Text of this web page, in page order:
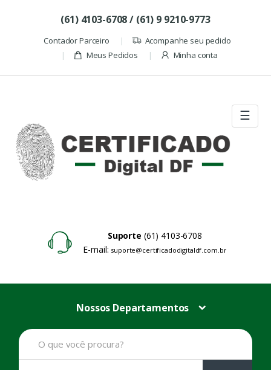
(61) 4103-6708 / (61) 9 9210-9773
Contador Parceiro
Acompanhe seu pedido
Meus Pedidos
Minha conta
☰
Suporte (61) 4103-6708
E-mail: suporte@certificadodigitaldf.com.br
Nossos Departamentos
B
u